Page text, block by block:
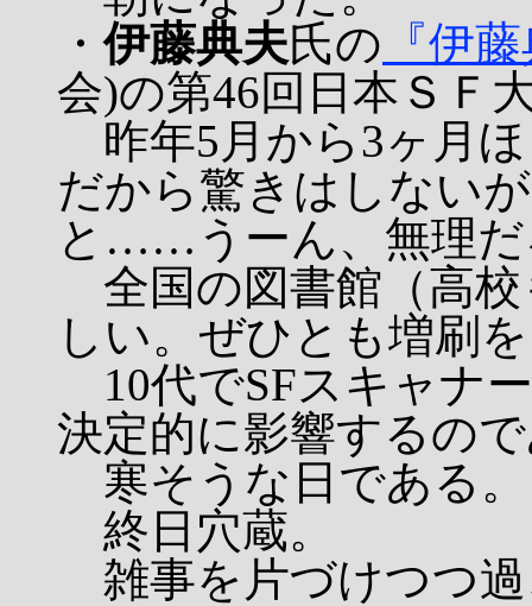
・伊藤典夫氏の 『伊
会)の第46回日本ＳＦ
昨年5月から3ヶ月
だから驚きはしない
と……うーん、無理だ
全国の図書館（高校
しい。ぜひとも増刷
10代でSFスキャナ
決定的に影響するの
寒そうな日である。
終日穴蔵。
雑事を片づけつつ